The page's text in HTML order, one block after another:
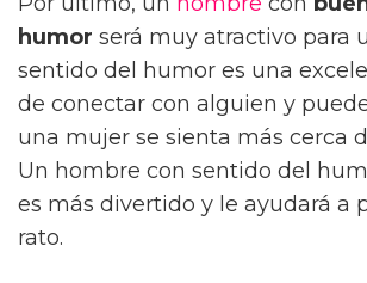
humor será muy atractivo para
sentido del humor es una
de conectar con alguien y
una mujer se sienta más cerca
Un hombre con sentido del
es más divertido y le ayudará a
rato.